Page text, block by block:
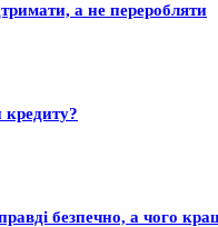
а не переробляти
кредиту?
безпечно, а чого